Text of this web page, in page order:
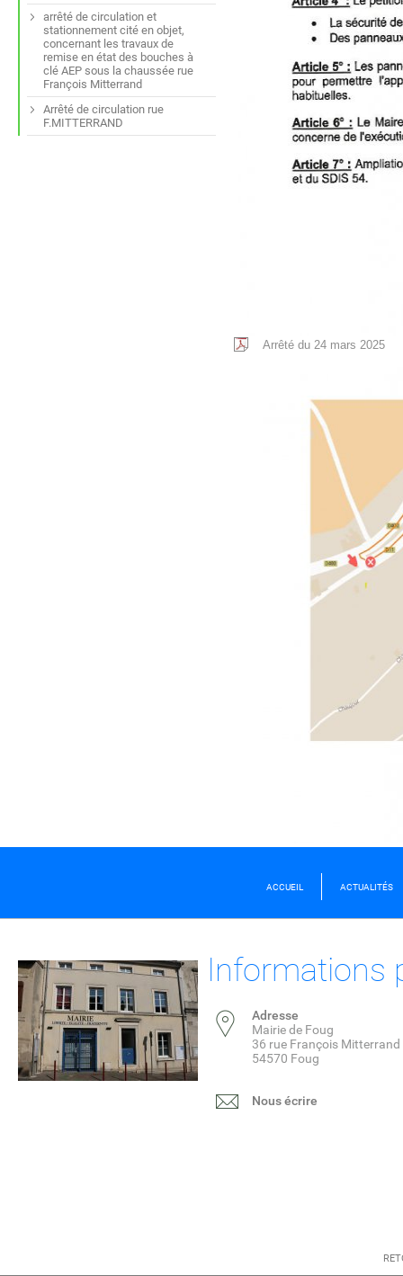
Arrêté du 24 mars 2025
arrêté de circulation et
stationnement cité en objet,
concernant les travaux de
remise en état des bouches à
clé AEP sous la chaussée rue
François Mitterrand
Arrêté de circulation rue
F.MITTERRAND
ACCUEIL ACTUALITÉS
Informations
Adresse
Mairie de Foug
36 rue François Mitterrand
54570 Foug
Nous écrire